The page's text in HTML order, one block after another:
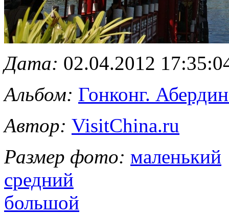
Дата: 02.04.2012
Альбом: Гонконг.
Автор: VisitChina.ru
Размер фото: маленький
средний
большой